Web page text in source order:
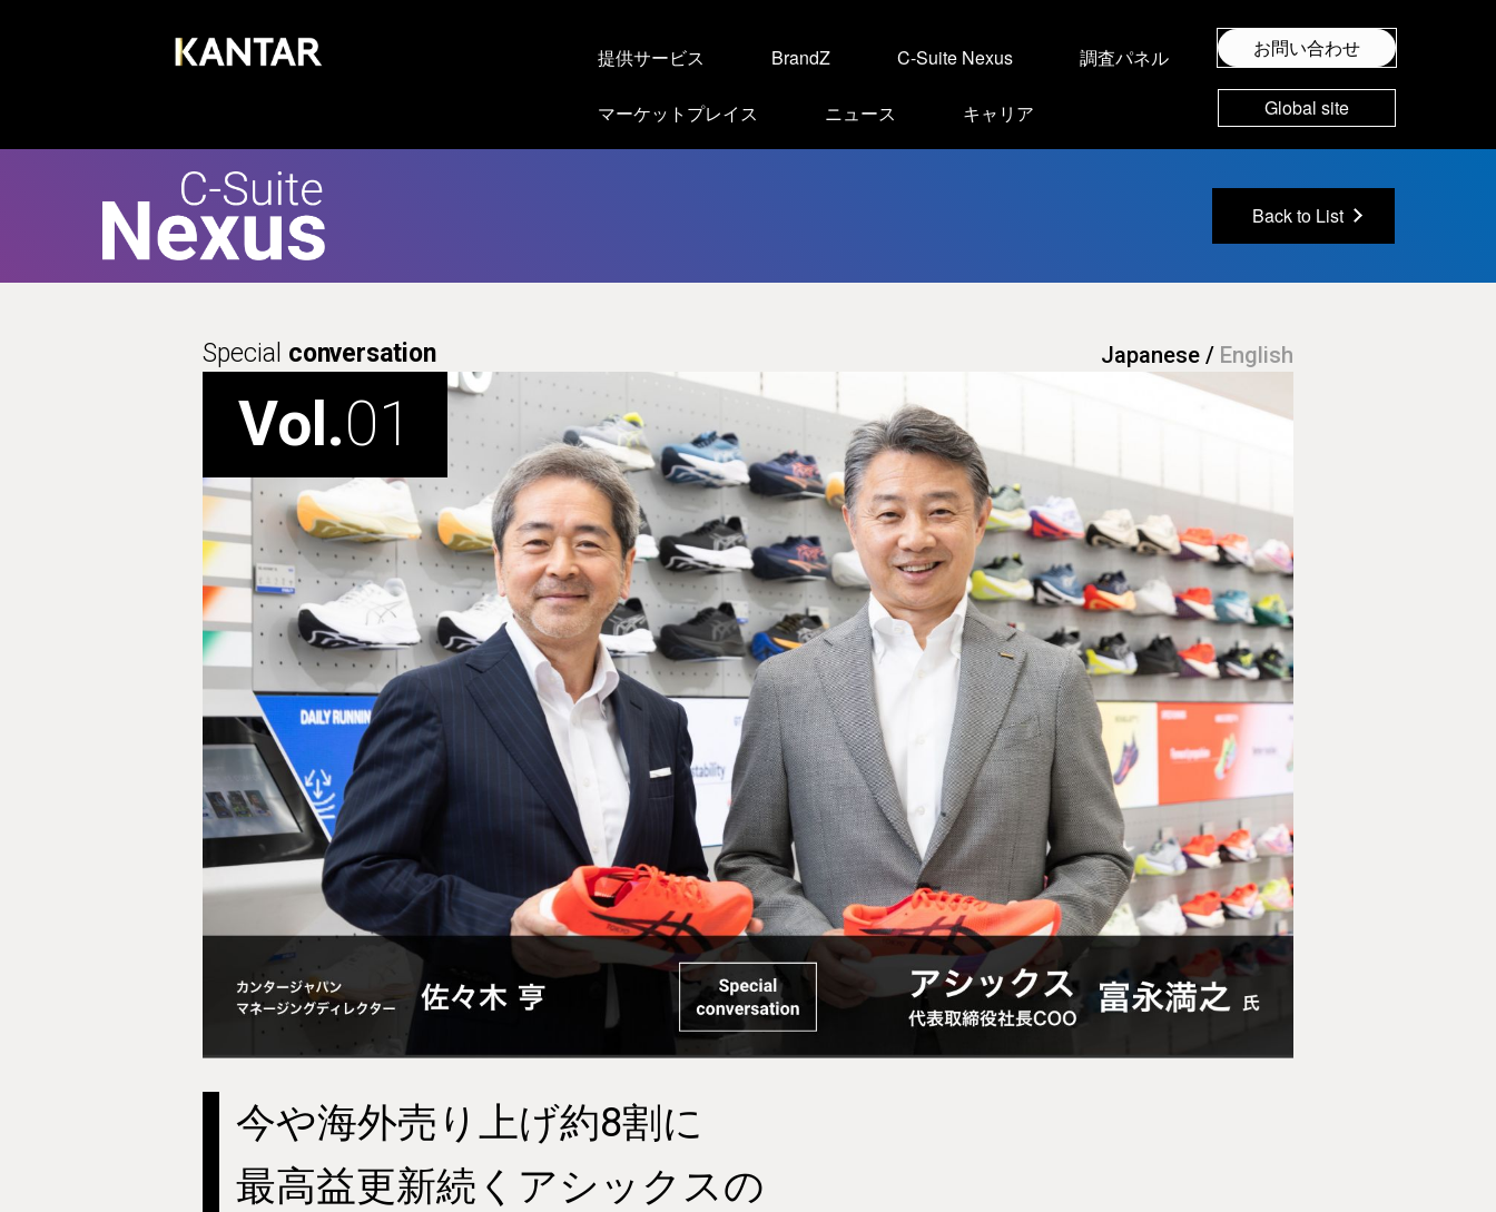
提供サービス BrandZ C-Suite Nexus 調査パネル
マーケットプレイス ニュース キャリア
お問い合わせ
Global site
Back to List
Special conversation
Vol.01
Japanese / English
今や海外売り上げ約8割に
最高益更新続くアシックスの